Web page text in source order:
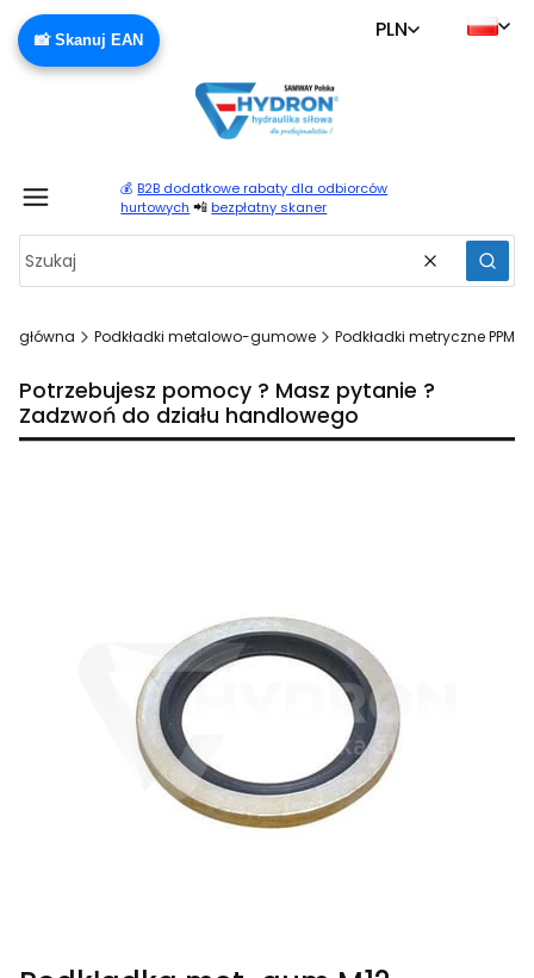
📸 Skanuj EAN PLN
💰 B2B dodatkowe rabaty dla odbiorców
hurtowych 📲 bezpłatny skaner
Wyczyść
główna Podkładki metalowo-gumowe Podkładki metryczne PPM
Potrzebujesz pomocy ? Masz pytanie ?
Zadzwoń do działu handlowego